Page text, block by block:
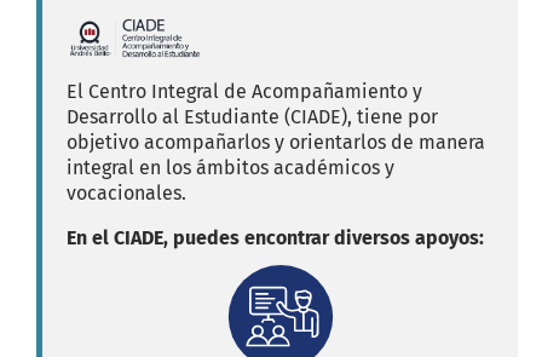
El Centro Integral de Acompañamiento y
Desarrollo al Estudiante (CIADE), tiene por
objetivo acompañarlos y orientarlos de manera
integral en los ámbitos académicos y
vocacionales.
En el CIADE, puedes encontrar diversos apoyos: